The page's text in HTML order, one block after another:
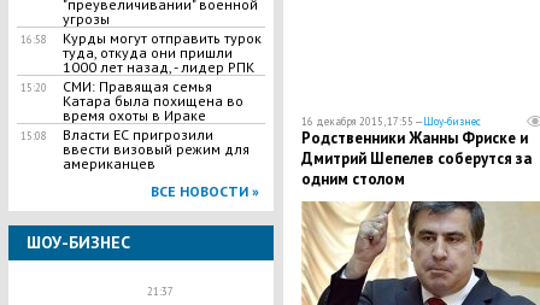
"преувеличивании" военной
угрозы
16:58
Курды могут отправить турок
туда, откуда они пришли
1000 лет назад, - лидер РПК
15:20
СМИ: Правящая семья
Катара была похищена во
время охоты в Ираке
15:08
Власти ЕС пригрозили
ввести визовый режим для
американцев
ВСЕ НОВОСТИ »
ШОУ-БИЗНЕС
21:37
16 декабря 2015, 17:55 —Шоу-бизнес
Родственники Жанны Фриске и
Дмитрий Шепелев соберутся за
одним столом